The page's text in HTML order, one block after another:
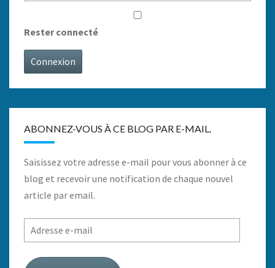
Rester connecté
Connexion
ABONNEZ-VOUS À CE BLOG PAR E-MAIL.
Saisissez votre adresse e-mail pour vous abonner à ce
blog et recevoir une notification de chaque nouvel
article par email.
Adresse
e-
mail